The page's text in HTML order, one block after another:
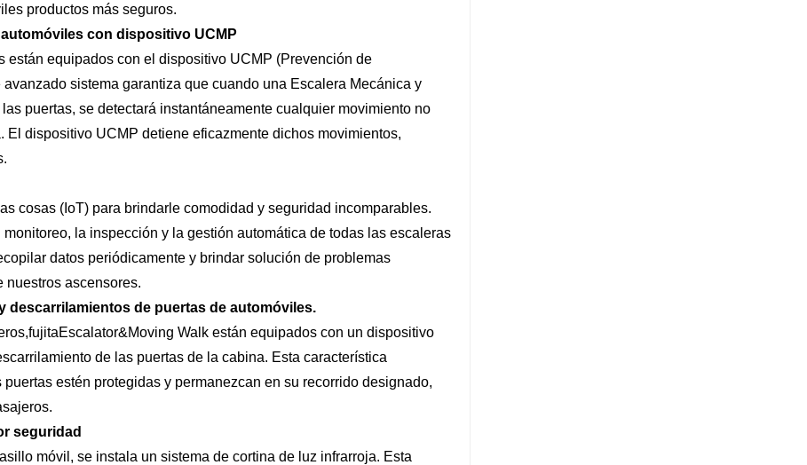
productos más seguros.
con dispositivo UCMP
están equipados con el dispositivo UCMP (Prevención de
sistema garantiza que cuando una Escalera Mecánica y
puertas, se detectará instantáneamente cualquier movimiento no
dispositivo UCMP detiene eficazmente dichos movimientos,
cosas (IoT) para brindarle comodidad y seguridad incomparables.
la inspección y la gestión automática de todas las escaleras
datos periódicamente y brindar solución de problemas
nuestros ascensores.
descarrilamientos de puertas de automóviles.
fujitaEscalator&Moving Walk están equipados con un dispositivo
de las puertas de la cabina. Esta característica
estén protegidas y permanezcan en su recorrido designado,
seguridad
móvil, se instala un sistema de cortina de luz infrarroja. Esta